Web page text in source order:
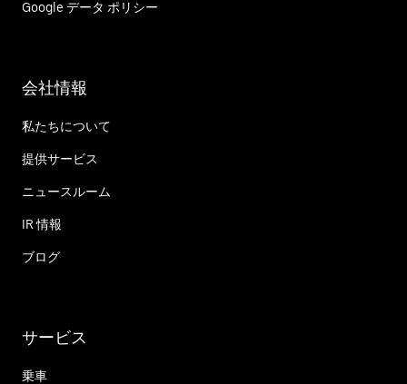
Google データ ポリシー
会社情報
私たちについて
提供サービス
ニュースルーム
IR 情報
ブログ
サービス
乗車